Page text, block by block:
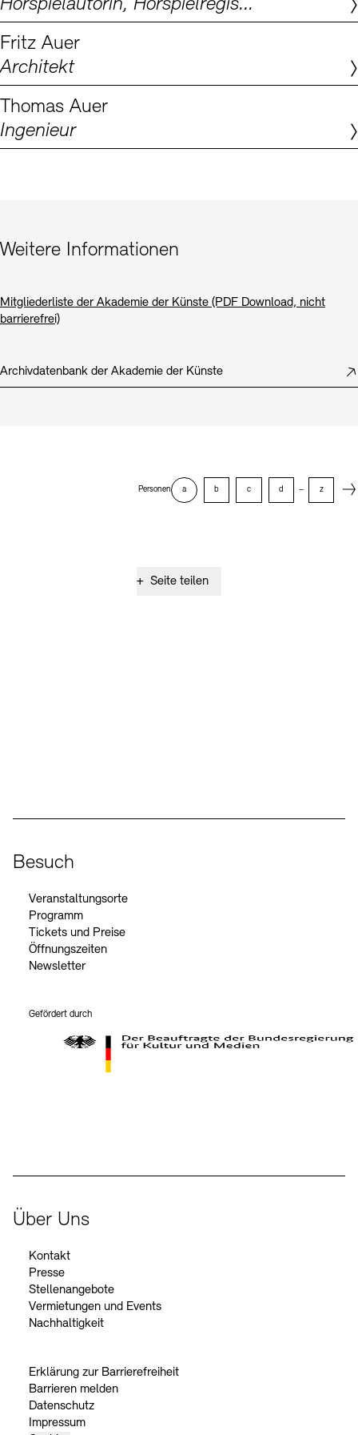
Nachhaltigkeit
Digitale Sammlungen Exil-Archive
Hörspielautorin, Hörspielregisseurin, Dramaturgin
Fritz Auer
Architekt
Thomas Auer
Ingenieur
Weitere Informationen
Mitgliederliste der Akademie der Künste (PDF Download, nicht
barrierefrei)
Archivdatenbank der Akademie der Künste
Personen a b c d – z
+ Seite teilen
Besuch
Veranstaltungsorte
Programm
Tickets und Preise
Öffnungszeiten
Newsletter
Gefördert durch
Über Uns
Kontakt
Presse
Stellenangebote
Vermietungen und Events
Nachhaltigkeit
Erklärung zur Barrierefreiheit
Barrieren melden
Datenschutz
Impressum